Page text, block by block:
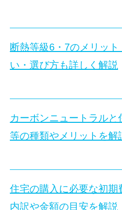
室内のチェックリスト
水回りのチェックリスト
一次エネルギー消費量削
一次エネルギー消費量削減
GX志向型住宅とZEH・長期優
補助対象となる方
補助対象となる新築住宅
補助額
GX志向型住宅を購入するメリ
光熱費の負担を抑えやすい
快適な室内環境を維持しや
第一子の妊娠や出産を迎
子どもの小学校入学など進
2026年は住宅購入のタイミン
住宅価格：今後も続く高
補助金・税制：より一層
1.【ライフイベント別】住宅
特に持ち家がある場合、「売却
この記事では、離婚時の自宅売
離婚時の自宅売却では、売却
延べ床面積30坪の家は、3～4人家
■目次
延べ床面積30坪とは？
必要な土地の広さの目安
間取りの目安
断熱等級6・7のメリッ
い・選び方も詳しく解説
住宅の快適性や省エネ性能を左右
近年は制度改正により等級5・6・
カーボンニュートラルと
等の種類やメリットを解
住宅づくりを考え始めたとき、「
住宅の購入に必要な初期
内訳や金額の目安を解説